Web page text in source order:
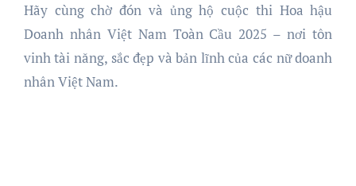
Hãy cùng chờ đón và ủng hộ cuộc thi Hoa hậu
Doanh nhân Việt Nam Toàn Cầu 2025 – nơi tôn
vinh tài năng, sắc đẹp và bản lĩnh của các nữ doanh
nhân Việt Nam.